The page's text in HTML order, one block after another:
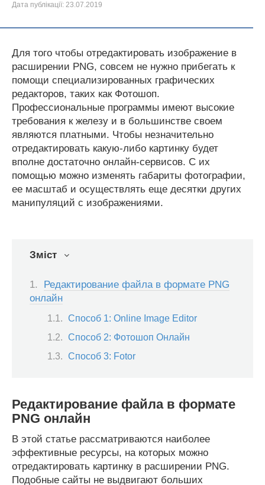
Дата публікації: 23.07.2019
Для того чтобы отредактировать изображение в
расширении PNG, совсем не нужно прибегать к
помощи специализированных графических
редакторов, таких как Фотошоп.
Профессиональные программы имеют высокие
требования к железу и в большинстве своем
являются платными. Чтобы незначительно
отредактировать какую-либо картинку будет
вполне достаточно онлайн-сервисов. С их
помощью можно изменять габариты фотографии,
ее масштаб и осуществлять еще десятки других
манипуляций с изображениями.
Зміст
Редактирование файла в формате PNG
онлайн
Способ 1: Online Image Editor
Способ 2: Фотошоп Онлайн
Способ 3: Fotor
Редактирование файла в формате
PNG онлайн
В этой статье рассматриваются наиболее
эффективные ресурсы, на которых можно
отредактировать картинку в расширении PNG.
Подобные сайты не выдвигают больших